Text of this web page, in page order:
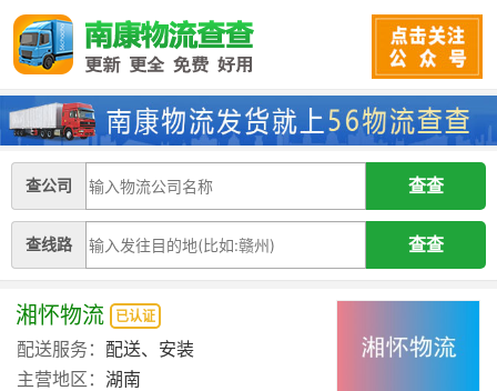
查公司
查线路
湘怀物流 已认证
配送服务： 配送、安装
主营地区： 湖南